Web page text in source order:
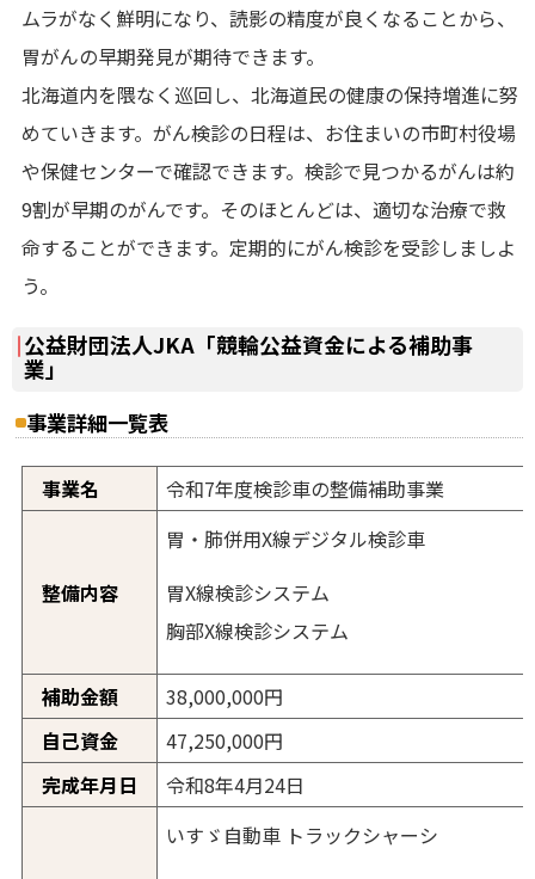
ムラがなく鮮明になり、読影の精度が良くなることから、
胃がんの早期発見が期待できます。
北海道内を隈なく巡回し、北海道民の健康の保持増進に努
めていきます。がん検診の日程は、お住まいの市町村役場
や保健センターで確認できます。検診で見つかるがんは約
9割が早期のがんです。そのほとんどは、適切な治療で救
命することができます。定期的にがん検診を受診しましよ
う。
公益財団法人JKA「競輪公益資金による補助事
業」
事業詳細一覧表
事業名 令和7年度検診車の整備補助事業
整備内容
胃・肺併用X線デジタル検診車
胃X線検診システム
胸部X線検診システム
補助金額
38,000,000円
自己資金
47,250,000円
完成年月日
令和8年4月24日
いすゞ自動車 トラックシャーシ